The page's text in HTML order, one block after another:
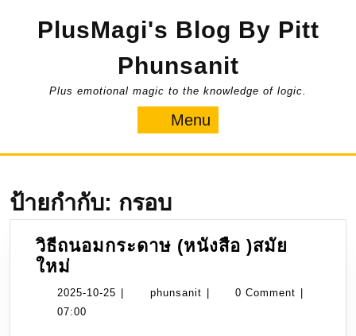
PlusMagi's Blog By Pitt
Phunsanit
Plus emotional magic to the knowledge of logic.
Menu
ป้ายกำกับ: กรอบ
วิธีถนอมกระดาษ (หนังสือ )สมัย
ใหม่
ถนอม
กระดาษ
2025-10-25 2025- phunsanit phunsanit0 Comment
07:00